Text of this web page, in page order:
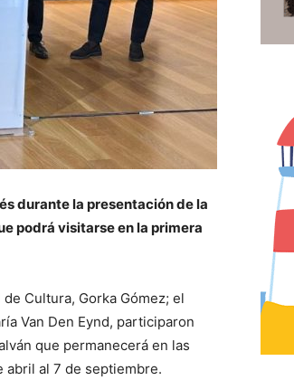
durante la presentación de la
podrá visitarse en la primera
Cultura, Gorka Gómez; el
Van Den Eynd, participaron
que permanecerá en las
abril al 7 de septiembre.